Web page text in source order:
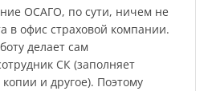
ОСАГО, по сути, ничем не
в офис страховой компании.
делает сам
СК (заполняет
и другое). Поэтому